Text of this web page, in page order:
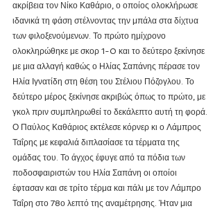
ακρίβεια τον Νίκο Καθάριο, ο οποίος ολοκλήρωσε
ιδανικά τη φάση στέλνοντας την μπάλα στα δίχτυα
των φιλοξενούμενων. Το πρώτο ημίχρονο
ολοκληρώθηκε με σκορ 1-0 και το δεύτερο ξεκίνησε
με μια αλλαγή καθώς ο Ηλίας Σαπάνης πέρασε τον
Ηλία Ιγνατίδη στη θέση του Στέλιου Πόζογλου. Το
δεύτερο μέρος ξεκίνησε ακριβώς όπως το πρώτο, με
γκολ πριν συμπληρωθεί το δεκάλεπτο αυτή τη φορά.
Ο Παύλος Καθάριος εκτέλεσε κόρνερ κι ο Λάμπρος
Ταΐρης με κεφαλιά διπλασίασε τα τέρματα της
ομάδας του. Το άγχος έφυγε από τα πόδια των
ποδοσφαιριστών του Ηλία Σαπάνη οι οποίοι
έφτασαν και σε τρίτο τέρμα και πάλι με τον Λάμπρο
Ταΐρη στο 78ο λεπτό της αναμέτρησης. Ήταν μια